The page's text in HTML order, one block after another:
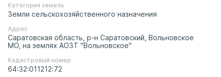
Категория земель
Земли сельскохозяйственного назначения
Адрес
Саратовская область, р-н Саратовский, Вольновское
МО, на землях АОЗТ "Вольновское"
Кадастровый номер
64:32:011212:72